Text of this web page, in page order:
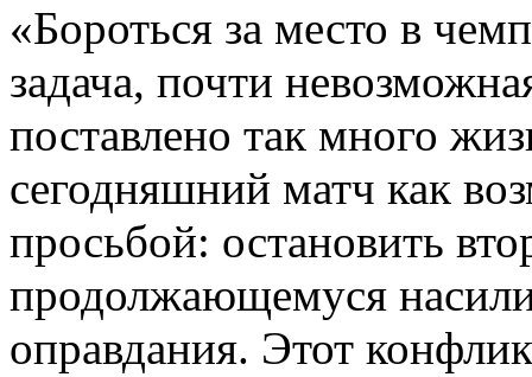
«Бороться за место в
задача, почти
поставлено так много
сегодняшний матч как
просьбой: остановить
продолжающемуся
оправдания. Этот